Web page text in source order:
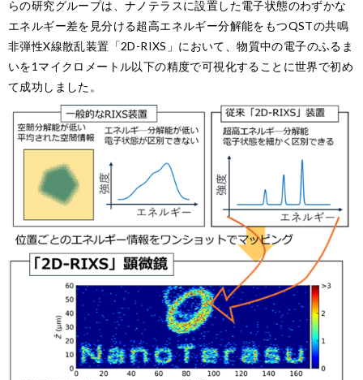
らの研究グループは、ナノテラスに設置した電子状態のわずかな
エネルギー差を見分ける超高エネルギー分解能をもつQSTの共鳴
非弾性X線散乱装置「2D-RIXS」において、物質中の電子のふるま
いを1マイクロメートル以下の精度で可視化することに世界で初め
て成功しました。